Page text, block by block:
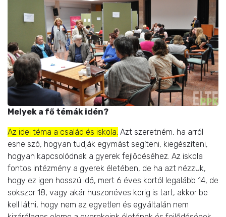
Melyek a fő témák idén?
Az idei téma a család és iskola. Azt szeretném, ha arról
esne szó, hogyan tudják egymást segíteni, kiegészíteni,
hogyan kapcsolódnak a gyerek fejlődéséhez. Az iskola
fontos intézmény a gyerek életében, de ha azt nézzük,
hogy ez igen hosszú idő, mert 6 éves kortól legalább 14, de
sokszor 18, vagy akár huszonéves korig is tart, akkor be
kell látni, hogy nem az egyetlen és egyáltalán nem